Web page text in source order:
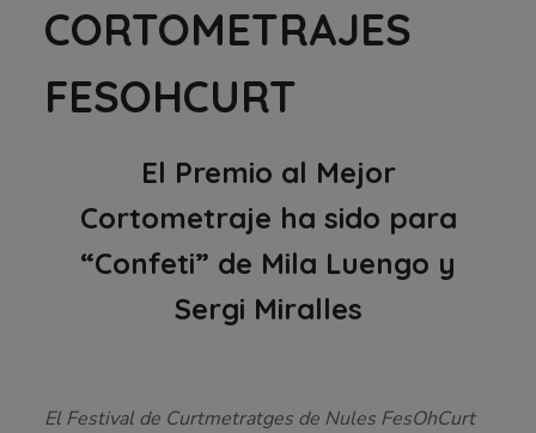
CORTOMETRAJES
FESOHCURT
El Premio al Mejor
Cortometraje ha sido para
“Confeti” de Mila Luengo y
Sergi Miralles
El Festival de Curtmetratges de Nules FesOhCurt